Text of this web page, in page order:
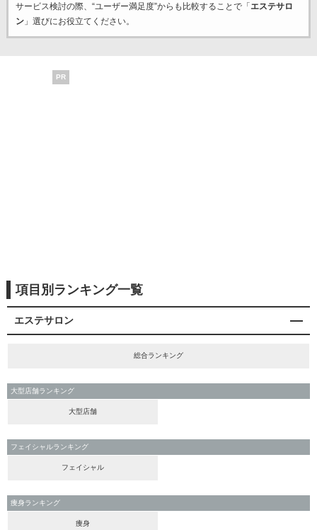
サービス検討の際、“ユーザー満足度”からも比較することで「 エステサロ
ン」選びにお役立てください。
PR
項目別ランキング一覧
エステサロン
総合ランキング
大型店舗ランキング
大型店舗
フェイシャルランキング
フェイシャル
痩身ランキング
痩身